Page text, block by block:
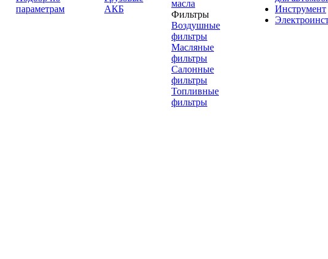
параметрам
АКБ
масла
Фильтры
Воздушные
фильтры
Масляные
фильтры
Салонные
фильтры
Топливные
фильтры
Инструмент